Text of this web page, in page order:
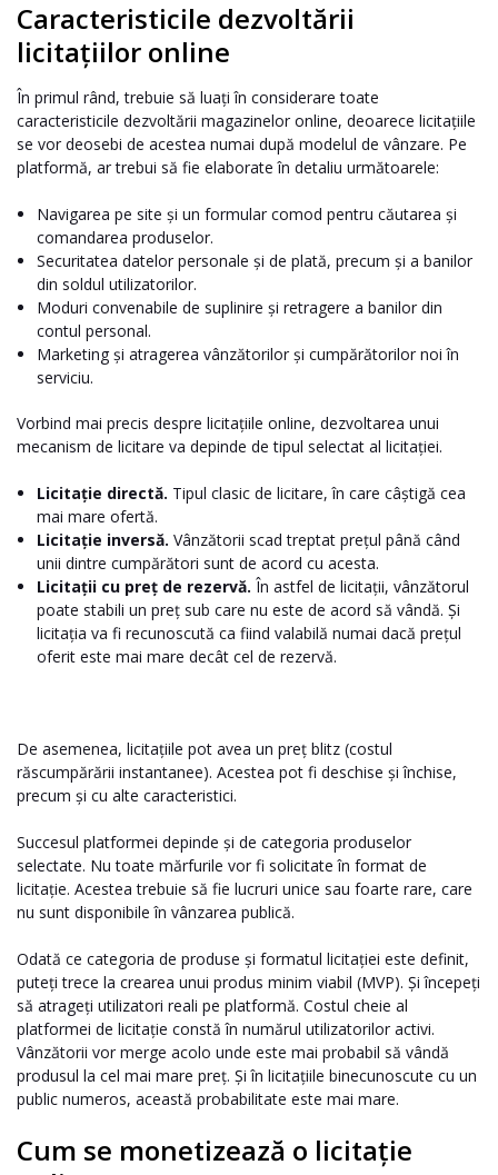
Caracteristicile dezvoltării
licitațiilor online
În primul rând, trebuie să luați în considerare toate
caracteristicile dezvoltării magazinelor online, deoarece licitațiile
se vor deosebi de acestea numai după modelul de vânzare. Pe
platformă, ar trebui să fie elaborate în detaliu următoarele:
Navigarea pe site și un formular comod pentru căutarea și
comandarea produselor.
Securitatea datelor personale și de plată, precum și a banilor
din soldul utilizatorilor.
Moduri convenabile de suplinire și retragere a banilor din
contul personal.
Marketing și atragerea vânzătorilor și cumpărătorilor noi în
serviciu.
Vorbind mai precis despre licitațiile online, dezvoltarea unui
mecanism de licitare va depinde de tipul selectat al licitației.
Licitație directă. Tipul clasic de licitare, în care câștigă cea
mai mare ofertă.
Licitație inversă. Vânzătorii scad treptat prețul până când
unii dintre cumpărători sunt de acord cu acesta.
Licitații cu preț de rezervă. În astfel de licitații, vânzătorul
poate stabili un preț sub care nu este de acord să vândă. Și
licitația va fi recunoscută ca fiind valabilă numai dacă prețul
oferit este mai mare decât cel de rezervă.
De asemenea, licitațiile pot avea un preț blitz (costul
răscumpărării instantanee). Acestea pot fi deschise și închise,
precum și cu alte caracteristici.
Succesul platformei depinde și de categoria produselor
selectate. Nu toate mărfurile vor fi solicitate în format de
licitație. Acestea trebuie să fie lucruri unice sau foarte rare, care
nu sunt disponibile în vânzarea publică.
Odată ce categoria de produse și formatul licitației este definit,
puteți trece la crearea unui produs minim viabil (MVP). Și începeți
să atrageți utilizatori reali pe platformă. Costul cheie al
platformei de licitație constă în numărul utilizatorilor activi.
Vânzătorii vor merge acolo unde este mai probabil să vândă
produsul la cel mai mare preț. Și în licitațiile binecunoscute cu un
public numeros, această probabilitate este mai mare.
Cum se monetizează o licitație